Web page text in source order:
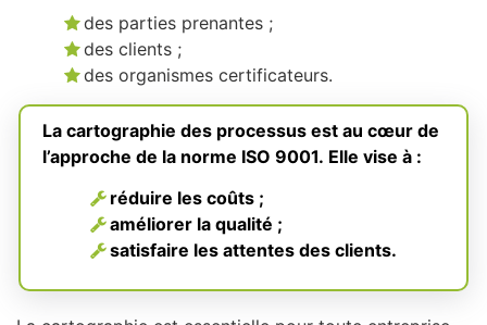
des parties prenantes ;
des clients ;
des organismes certificateurs.
La cartographie des processus est au cœur de
l’approche de la norme ISO 9001. Elle vise à :
réduire les coûts ;
améliorer la qualité ;
satisfaire les attentes des clients.